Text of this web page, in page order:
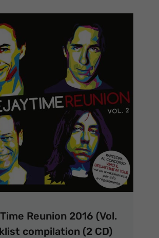
Reunion 2016 (Vol.
compilation (2 CD)